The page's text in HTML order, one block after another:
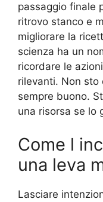
passaggio finale
ritrovo stanco e
migliorare la
scienza ha un
ricordare le
rilevanti. Non sto
sempre buono.
una risorsa se lo
Come l
una leva
Lasciare